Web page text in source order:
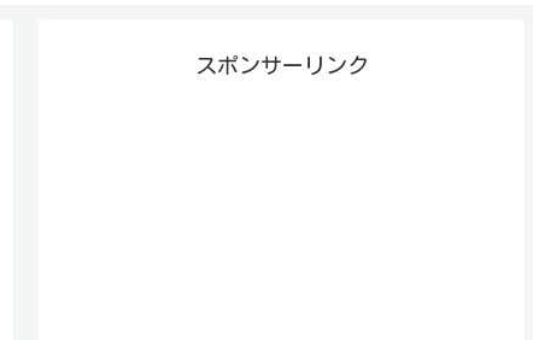
スポンサーリンク